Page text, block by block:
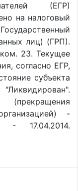
(ЕГР)
на налоговый
лиц) (ГРП).
23. Текущее
согласно ЕГР,
субъекта
-
- 17.04.2014.